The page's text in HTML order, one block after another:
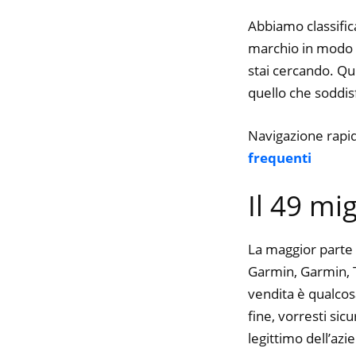
Abbiamo
marchio in
stai cercando.
quello che
Navigazione
frequenti
Il 49
La maggior
Garmin, Garmin,
vendita è
fine, vorresti
legittimo